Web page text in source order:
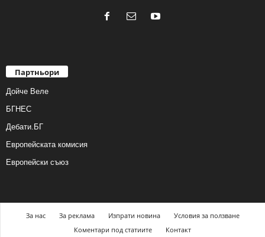
Партньори
Дойче Веле
БГНЕС
Дебати.БГ
Европейската комисия
Европейски съюз
За нас За реклама Изпрати новина
Условия за ползване
Коментари под статиите
Контакт